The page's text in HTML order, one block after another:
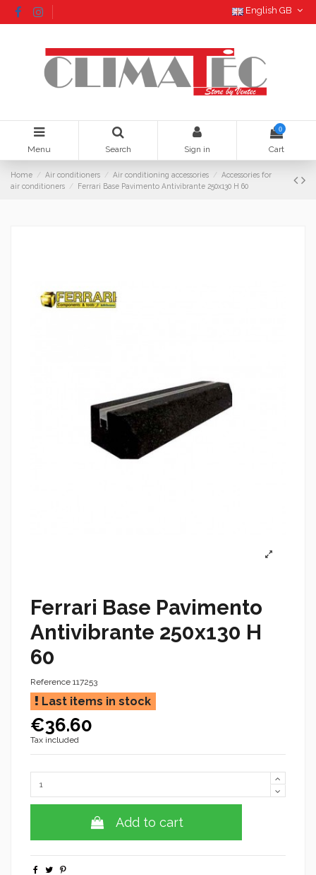
English GB
Menu Search Sign in
0
Cart
Home Air conditioners Air conditioning accessories
Accessories for
air conditioners
Ferrari Base Pavimento Antivibrante 250x130 H 60
Ferrari Base Pavimento
Antivibrante 250x130 H
60
Reference 117253
Last items in stock
€36.60
Tax included
Add to cart